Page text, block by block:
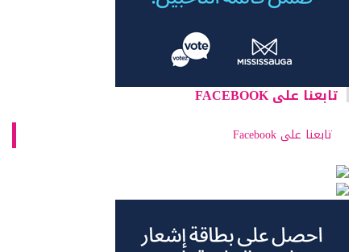
تابعنا على FACEBOOK
تابعنا على Facebook